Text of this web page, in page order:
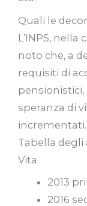
Quali le
L’INPS, nella
noto che, a
requisiti di
speranza di
incrementati.
Tabella degli
Vita
2013
2016